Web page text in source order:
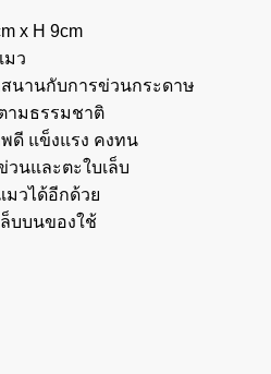
x H 9cm
มว
นานกับการข่วนกระดาษ
มธรรมชาติ
ดี แข็งแรง คงทน
นและตะใบเล็บ
วได้อีกด้วย
บบนของใช้